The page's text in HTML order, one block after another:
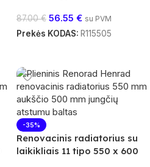
87.00€ 56.55 € su PVM
Prekės KODAS: R115505
-35%
Renovacinis radiatorius su
laikikliais 11 tipo 550 x 600